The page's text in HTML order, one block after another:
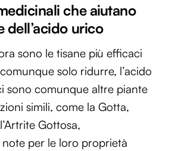
che aiutano
dell’acido urico
sono le tisane più efficaci
solo ridurre, l’acido
sono comunque altre piante
simili, come la Gotta,
Gottosa,
per le loro proprietà